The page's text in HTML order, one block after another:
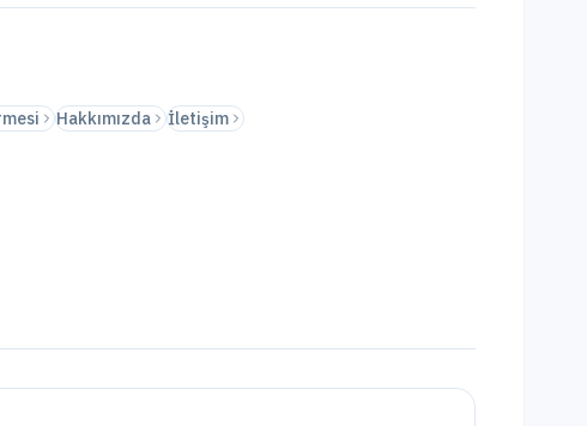
Hakkımızda İletişim